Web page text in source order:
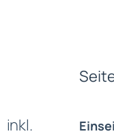
inkl.